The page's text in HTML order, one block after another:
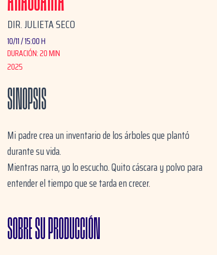
DIR. JULIETA SECO
10/11 / 15:00 H
DURACIÓN: 20 MIN
2025
SINOPSIS
Mi padre crea un inventario de los árboles que plantó
durante su vida.
Mientras narra, yo lo escucho. Quito cáscara y polvo para
entender el tiempo que se tarda en crecer.
SOBRE SU PRODUCCIÓN